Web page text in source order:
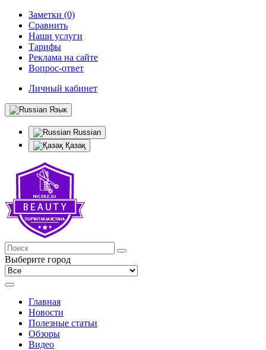
Заметки (0)
Сравнить
Наши услуги
Тарифы
Реклама на сайте
Вопрос-ответ
Личный кабинет
Язык
Russian
Қазақ
Выберите город
Главная
Новости
Полезные статьи
Обзоры
Видео